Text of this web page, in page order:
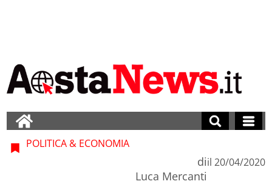
POLITICA & ECONOMIA
di
Luca Mercanti
il 20/04/2020